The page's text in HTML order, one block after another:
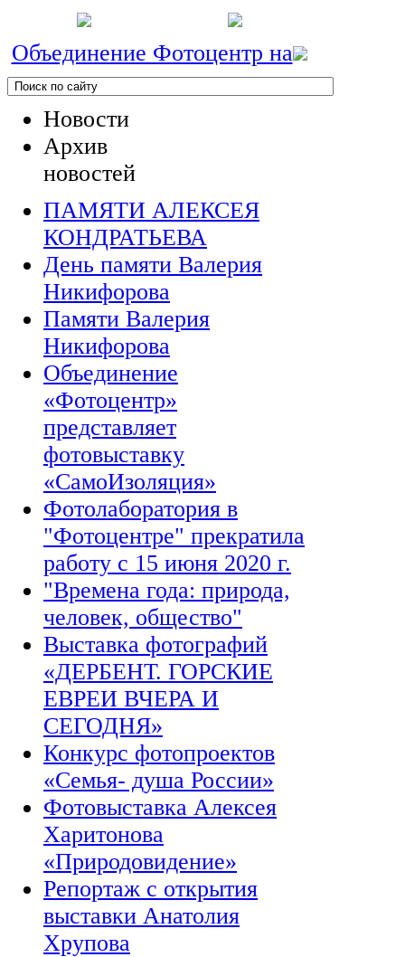
Объединение Фотоцентр на
Новости
Архив
новостей
ПАМЯТИ АЛЕКСЕЯ
КОНДРАТЬЕВА
День памяти Валерия
Никифорова
Памяти Валерия
Никифорова
Объединение
«Фотоцентр»
представляет
фотовыставку
«СамоИзоляция»
Фотолаборатория в
"Фотоцентре" прекратила
работу с 15 июня 2020 г.
"Времена года: природа,
человек, общество"
Выставка фотографий
«ДЕРБЕНТ. ГОРСКИЕ
ЕВРЕИ ВЧЕРА И
СЕГОДНЯ»
Конкурс фотопроектов
«Семья- душа России»
Фотовыставка Алексея
Харитонова
«Природовидение»
Репортаж с открытия
выставки Анатолия
Хрупова